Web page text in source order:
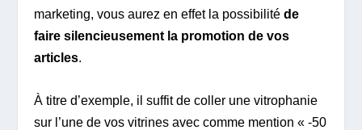
marketing, vous aurez en effet la possibilitéde
faire silencieusement la promotion de vos
articles.
À titre d’exemple, il suffit de coller une vitrophanie
sur l’une de vos vitrines avec comme mention « -50